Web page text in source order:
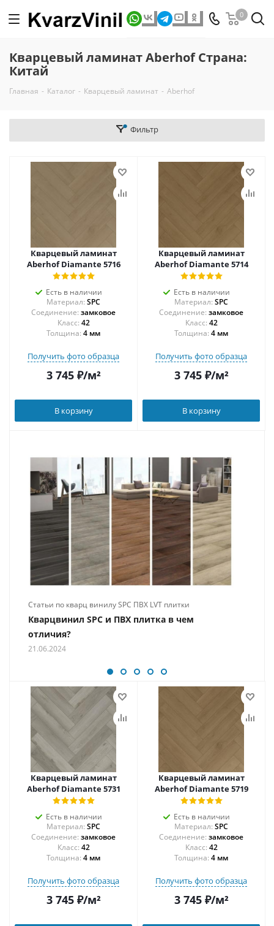
0
Кварцевый ламинат Aberhof Страна:
Китай
Главная - Каталог - Кварцевый ламинат - Aberhof
Фильтр
Кварцевый ламинат
Aberhof Diamante 5716
Есть в наличии
Материал: SPC
Соединение: замковое
42
Толщина: 4 мм
Получить фото образца
3 745₽/м²
В корзину
Статьи по кварц винилу SPC ПВХ LVT плитки
Кварцвинил SPC и ПВХ плитка в чем
отличия?
21.06.2024
Кварцевый ламинат
Aberhof Diamante 5714
Есть в наличии
Материал: SPC
Соединение: замковое
42
Толщина: 4 мм
Получить фото образца
3 745₽/м²
В корзину
Кварцевый ламинат
Aberhof Diamante 5731
Есть в наличии
Материал: SPC
Соединение: замковое
42
Толщина: 4 мм
Получить фото образца
3 745₽/м²
Кварцевый ламинат
Aberhof Diamante 5719
Есть в наличии
Материал: SPC
Соединение: замковое
42
Толщина: 4 мм
Получить фото образца
3 745₽/м²